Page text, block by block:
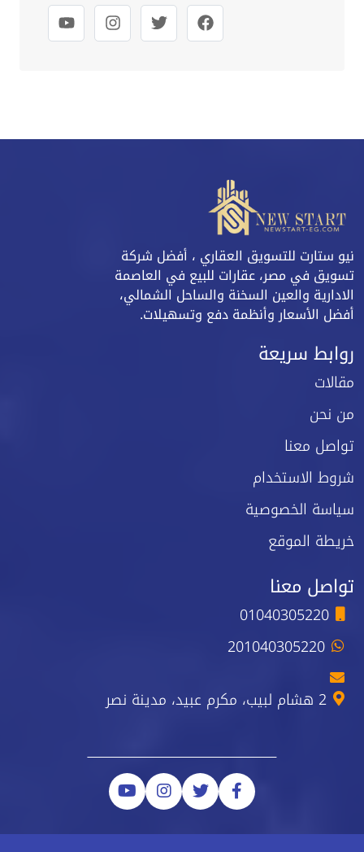
نيو ستارت للتسويق العقاري ، أفضل شركة
تسويق في مصر، عقارات للبيع في العاصمة
الادارية والعين السخنة والساحل الشمالي،
أفضل الأسعار وأنظمة دفع وتسهيلات.
روابط سريعة
مقالات
من نحن
تواصل معنا
شروط الاستخدام
سياسة الخصوصية
خريطة الموقع
تواصل معنا
01040305220
201040305220
2 هشام لبيب، مكرم عبيد، مدينة نصر